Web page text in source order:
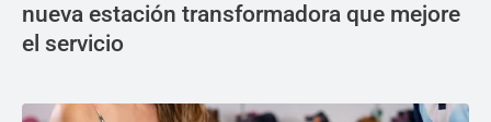
nueva estación transformadora que mejore
el servicio